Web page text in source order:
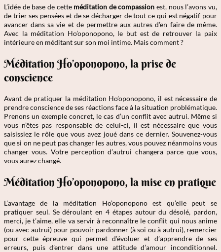
L’idée de base de cette méditation de compassion est, nous l’avons vu,
de trier ses pensées et de se décharger de tout ce qui est négatif pour
avancer dans sa vie et de permettre aux autres d’en faire de même.
Avec la méditation Ho’oponopono, le but est de retrouver la paix
intérieure en méditant sur son moi intime. Mais comment ?
Méditation Ho’oponopono, la prise de
conscience
Avant de pratiquer la méditation Ho’oponopono, il est nécessaire de
prendre conscience de ses réactions face à la situation problématique.
Prenons un exemple concret, le cas d’un conflit avec autrui. Même si
vous n’êtes pas responsable de celui-ci, il est nécessaire que vous
saisissiez le rôle que vous avez joué dans ce dernier. Souvenez-vous
que si on ne peut pas changer les autres, vous pouvez néanmoins vous
changer vous. Votre perception d’autrui changera parce que vous,
vous aurez changé.
Méditation Ho’oponopono, la mise en pratique
L’avantage de la méditation Ho’oponopono est qu’elle peut se
pratiquer seul. Se déroulant en 4 étapes autour du désolé, pardon,
merci, je t’aime, elle va servir à reconnaître le conflit qui nous anime
(ou avec autrui) pour pouvoir pardonner (à soi ou à autrui), remercier
pour cette épreuve qui permet d’évoluer et d’apprendre de ses
erreurs, puis d’entrer dans une attitude d’amour inconditionnel.